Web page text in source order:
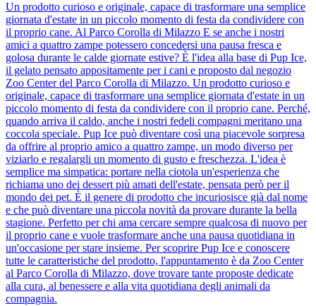
Un prodotto curioso e originale, capace di trasformare una semplice
giornata d'estate in un piccolo momento di festa da condividere con
il proprio cane. Al Parco Corolla di Milazzo E se anche i nostri
amici a quattro zampe potessero concedersi una pausa fresca e
golosa durante le calde giornate estive? È l'idea alla base di Pup Ice,
il gelato pensato appositamente per i cani e proposto dal negozio
Zoo Center del Parco Corolla di Milazzo. Un prodotto curioso e
originale, capace di trasformare una semplice giornata d'estate in un
piccolo momento di festa da condividere con il proprio cane. Perché,
quando arriva il caldo, anche i nostri fedeli compagni meritano una
coccola speciale. Pup Ice può diventare così una piacevole sorpresa
da offrire al proprio amico a quattro zampe, un modo diverso per
viziarlo e regalargli un momento di gusto e freschezza. L'idea è
semplice ma simpatica: portare nella ciotola un'esperienza che
richiama uno dei dessert più amati dell'estate, pensata però per il
mondo dei pet. È il genere di prodotto che incuriosisce già dal nome
e che può diventare una piccola novità da provare durante la bella
stagione. Perfetto per chi ama cercare sempre qualcosa di nuovo per
il proprio cane e vuole trasformare anche una pausa quotidiana in
un'occasione per stare insieme. Per scoprire Pup Ice e conoscere
tutte le caratteristiche del prodotto, l'appuntamento è da Zoo Center
al Parco Corolla di Milazzo, dove trovare tante proposte dedicate
alla cura, al benessere e alla vita quotidiana degli animali da
compagnia.